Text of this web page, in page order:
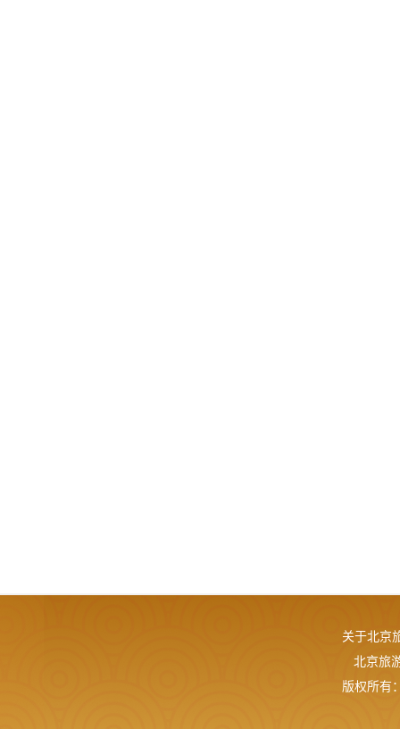
关于北京
北京旅
版权所有